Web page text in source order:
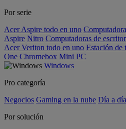
Por serie
Acer Aspire todo en uno
Aspire Nitro Computadoras de
Acer Veriton todo en uno Estación de
One Chromebox Mini PC
Windows
Pro categoría
Negocios Gaming en la nube Día a día
Por solución